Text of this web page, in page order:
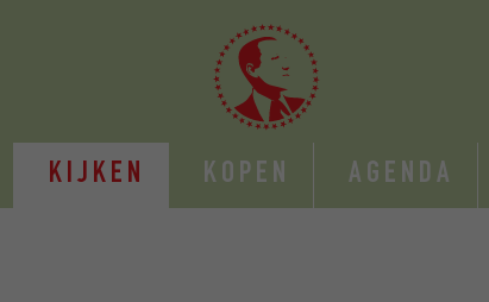
KIJKEN KOPEN AGENDA